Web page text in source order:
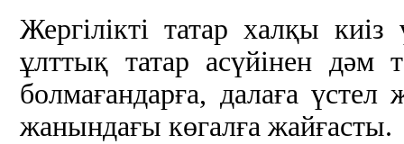
Жергілікті татар халқы
ұлттық татар асүйінен дәм
болмағандарға, далаға үстел
жанындағы көгалға жайғасты.